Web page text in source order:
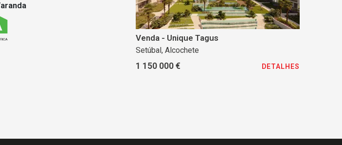
Venda - Unique Tagus
Setúbal, Alcochete
1 150 000 € DETALHES